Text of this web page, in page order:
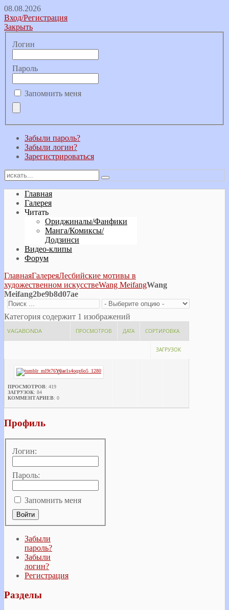
08.08.2026
Вход/Регистрация
Закрыть
Логин
Пароль
Запомнить меня
Забыли пароль?
Забыли логин?
Зарегистрироваться
Главная
Галерея
Читать
Ориджиналы/Фанфики
Манга/Комиксы/
Додзинси
Видео-клипы
Форум
ГлавнаяГалереяЛесбийские мотивы в
художественном искусствеWang MeifangWang
Meifang2be9b8d07ae
Категория содержит 1 изображений
VAGABONDA СОРТИРОВКА
ДАТА
ПРОСМОТРОВ
ЗАГРУЗОК
ПРОСМОТРОВ: 419
ЗАГРУЗОК: 84
КОММЕНТАРИЕВ: 0
Профиль
Логин:
Пароль:
Запомнить меня
Забыли
пароль?
Забыли
логин?
Регистрация
Разделы